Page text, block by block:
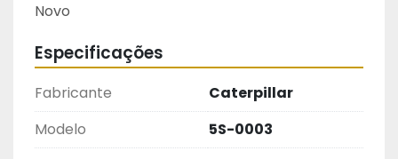
Novo
Especificações
Fabricante
Caterpillar
Modelo
5S-0003